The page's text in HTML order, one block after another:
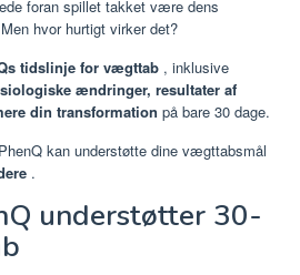
foran spillet takket være dens
hvor hurtigt virker det?
tidslinje for vægttab , inklusive
ændringer, resultater af
din transformation på bare 30 dage.
kan understøtte dine vægttabsmål
.
understøtter 30-